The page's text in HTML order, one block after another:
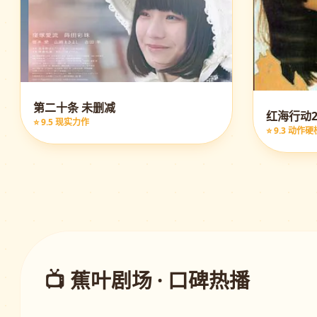
第二十条 未删减
⭐ 9.5 现实力作 红海行动
⭐ 9.3 动作硬
📺 蕉叶剧场 · 口碑热播